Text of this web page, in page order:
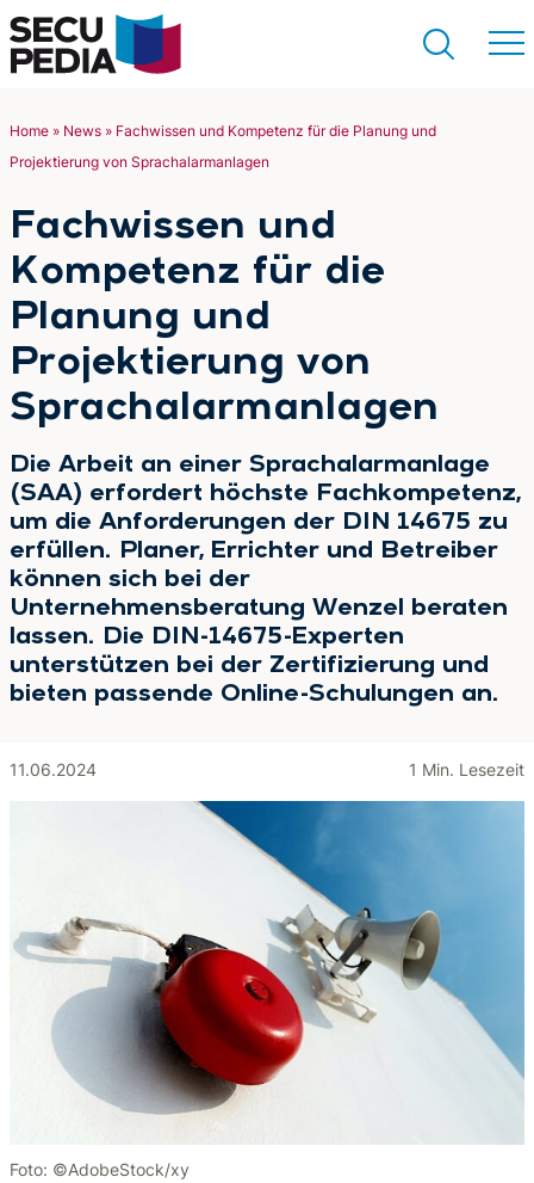
Home » News » Fachwissen und Kompetenz für die Planung und
Projektierung von Sprachalarmanlagen
Fachwissen und
Kompetenz für die
Planung und
Projektierung von
Sprachalarmanlagen
Die Arbeit an einer Sprachalarmanlage
(SAA) erfordert höchste Fachkompetenz,
um die Anforderungen der DIN 14675 zu
erfüllen. Planer, Errichter und Betreiber
können sich bei der
Unternehmensberatung Wenzel beraten
lassen. Die DIN-14675-Experten
unterstützen bei der Zertifizierung und
bieten passende Online-Schulungen an.
11.06.2024 1 Min. Lesezeit
Foto: ©AdobeStock/xy